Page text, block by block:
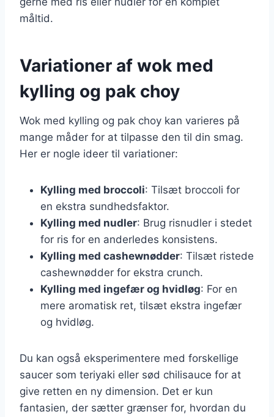
måltid.
Variationer af wok med
kylling og pak choy
Wok med kylling og pak choy kan varieres på
mange måder for at tilpasse den til din smag.
Her er nogle ideer til variationer:
Kylling med broccoli: Tilsæt broccoli for
en ekstra sundhedsfaktor.
Kylling med nudler: Brug risnudler i stedet
for ris for en anderledes konsistens.
Kylling med cashewnødder: Tilsæt ristede
cashewnødder for ekstra crunch.
Kylling med ingefær og hvidløg: For en
mere aromatisk ret, tilsæt ekstra ingefær
og hvidløg.
Du kan også eksperimentere med forskellige
saucer som teriyaki eller sød chilisauce for at
give retten en ny dimension. Det er kun
fantasien, der sætter grænser for, hvordan du